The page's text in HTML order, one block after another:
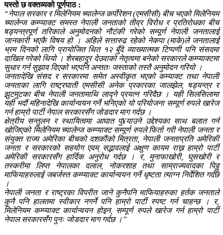
यस्तो छ वक्तव्यको पूर्णपाठ :
“नेपाल सरकार र मिलेनियम च्यालेन्ज कर्पोरेशन (एमसीसी) बीच भएको मिलेनियम
च्यालेन्ज कम्प्याक्ट समस्त नेपाली जनताको तीव्र विरोध र प्रतिरोधका बीच
षड्यन्त्रपूर्ण तरिकाले अनुमोदनको नौटंकी गरेको सम्पूर्ण नेपाली जनतालाई
जानकारी भएकै विषय हो । अहिले सत्तारुढ रहेको नेकपा (माके)ले जनतालाई
भ्रम दिनको लागि प्रायोजित थित १२ बुँदे व्याख्यात्मक टिप्पणी पनि संसदमा
दाखिल गरेको थियो । शेरबहादुर देउवाको नेतृत्वमा बनेको सरकारले कम्प्याक्टमा
सुधार गर्न सुझाव दिएको भएपनि अन्ततः जस्ताको तस्तै अनुमोदन गरियो ।
जनतादेखि संसद र सरकारमा समेत अस्वीकृत भएको कम्याक्ट तथा नेपाली
जनताका लागि राष्ट्रघाती एमसीसी अनेक प्रकारका जालझेल, षड्यन्त्र र
झुटमुटका बीच नेपाली जनतामाथि लाद्ने प्रयत्न गरिदैछ । यही सिलसिलामा
यही भदौं महिनादेखि कार्यान्वयन गर्ने भनिएको यो परियोजना सम्पूर्ण रुपले खारेज
गर्न हाम्रो पार्टी नेपाल सरकारसँग जोडदार माग गर्दछ ।
क्षेत्रीय सन्तुलन र स्थायित्वमा आघात पु¥याउने उद्देश्यका साथ बलात गर्न
खोजिएको मिलेनियम च्यालेन्ज कम्प्याक्ट सम्पूर्ण रुपले फिर्ता गरी नेपाली जनता र
संयुक्त राज्य अमेरिका बीचको दशकौंको मित्रता, नेपाली जनताप्रति अमेरिकी
जनता र सरकारको सहयोग एवम् सद्भावलाई अक्षुण कायम राख्न हाम्रो पार्टी
अमेरिकी सरकारसँग हार्दिक अनुरोध गर्दछ । र, मुनाफाखोरी, घुसखोरी र
तस्करीमा लिप्त नेपालका दलाल, नोकरशाह तथा साम्राज्यवादका पिठ्ठु
माफियाहरुलाई जबर्जस्त कम्प्याक्ट कार्यान्वयन गर्ने धृष्टता त्याग्न निर्देशित गर्दछ
।
नेपाली जनता र राष्ट्रका विपरीत जाने कुनैपनि माफियाहरुका हर्तक जनताले
कुनै पनि हालतमा स्वीकार नगर्ने पनि हाम्रो पार्टी स्पष्ट गर्न चाहन्छ । र,
मिलेनियम कम्प्याक्ट कार्यान्वयन होइन, सम्पूर्ण रुपले खारेज गर्न हाम्रो पार्टी
नेपाल सरकारसँग पुनः जोडदार माग गर्दछ ।”